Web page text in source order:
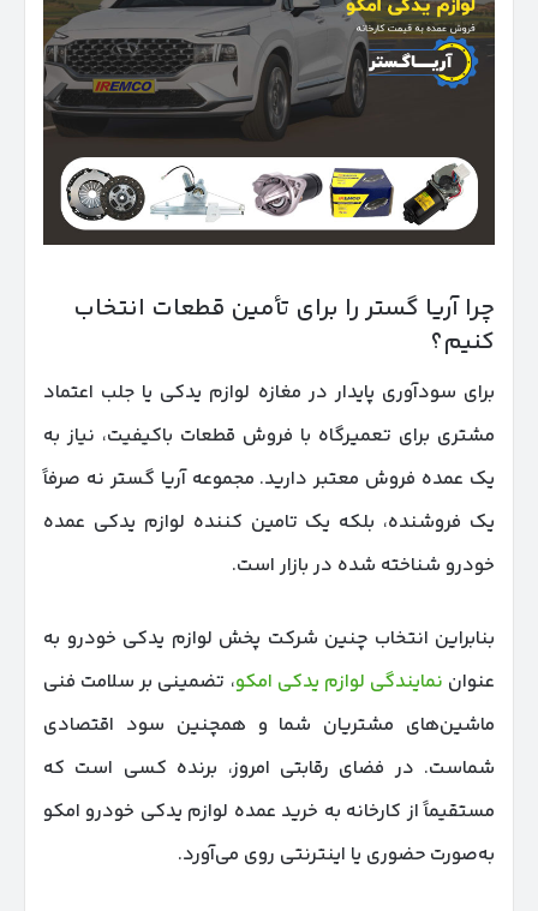
چرا آریا گستر را برای تأمین قطعات انتخاب
کنیم؟
برای سودآوری پایدار در مغازه لوازم یدکی یا جلب اعتماد
مشتری برای تعمیرگاه با فروش قطعات باکیفیت، نیاز به
یک عمده فروش معتبر دارید. مجموعه آریا گستر نه صرفاً
یک فروشنده، بلکه یک تامین کننده لوازم یدکی عمده
خودرو شناخته شده در بازار است.
بنابراین انتخاب چنین شرکت پخش لوازم یدکی خودرو به
عنوان نمایندگی لوازم یدکی امکو، تضمینی بر سلامت فنی
ماشین‌های مشتریان شما و همچنین سود اقتصادی
شماست. در فضای رقابتی امروز، برنده کسی است که
مستقیماً از کارخانه به خرید عمده لوازم یدکی خودرو امکو
به‌صورت حضوری یا اینترنتی روی می‌آورد.